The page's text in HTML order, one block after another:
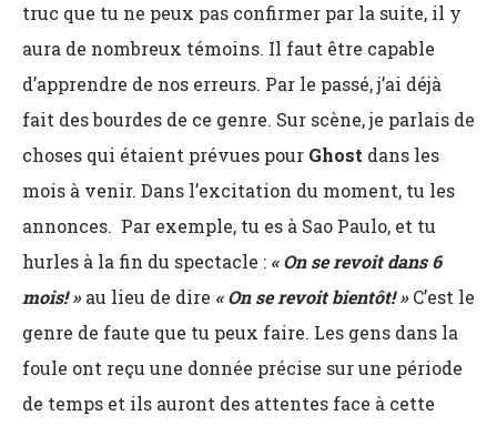
truc que tu ne peux pas confirmer par la suite, il y
aura de nombreux témoins. Il faut être capable
d’apprendre de nos erreurs. Par le passé, j’ai déjà
fait des bourdes de ce genre. Sur scène, je parlais de
choses qui étaient prévues pour Ghost dans les
mois à venir. Dans l’excitation du moment, tu les
annonces. Par exemple, tu es à Sao Paulo, et tu
hurles à la fin du spectacle : « On se revoit dans 6
mois! »au lieu de dire « On se revoit bientôt! »C’est le
genre de faute que tu peux faire. Les gens dans la
foule ont reçu une donnée précise sur une période
de temps et ils auront des attentes face à cette